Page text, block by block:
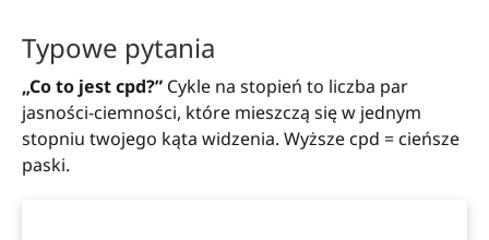
Typowe pytania
„Co to jest cpd?” Cykle na stopień to liczba par
jasności-ciemności, które mieszczą się w jednym
stopniu twojego kąta widzenia. Wyższe cpd = cieńsze
paski.